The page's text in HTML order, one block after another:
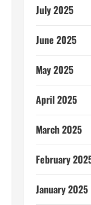
July 2025
June 2025
May 2025
April 2025
March 2025
February
January 2025